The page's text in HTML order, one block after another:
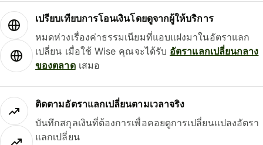
เปรียบเทียบการโอนเงินโดยดูจากผู้ให้บริการ
หมดห่วงเรื่องค่าธรรมเนียมที่แอบแฝงมาในอัตราแลก
เปลี่ยน เมื่อใช้ Wise คุณจะได้รับ อัตราแลกเปลี่ยนกลาง
ของตลาดเสมอ
ติดตามอัตราแลกเปลี่ยนตามเวลาจริง
บันทึกสกุลเงินที่ต้องการเพื่อคอยดูการเปลี่ยนแปลงอัตรา
แลกเปลี่ยน